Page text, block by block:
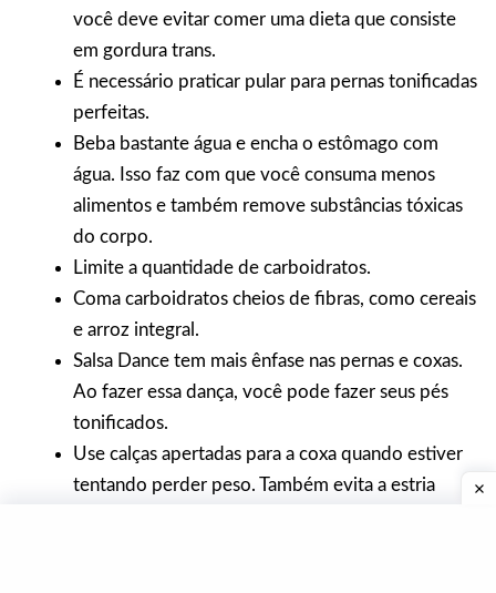
você deve evitar comer uma dieta que consiste
em gordura trans.
É necessário praticar pular para pernas tonificadas
perfeitas.
Beba bastante água e encha o estômago com
água. Isso faz com que você consuma menos
alimentos e também remove substâncias tóxicas
do corpo.
Limite a quantidade de carboidratos.
Coma carboidratos cheios de fibras, como cereais
e arroz integral.
Salsa Dance tem mais ênfase nas pernas e coxas.
Ao fazer essa dança, você pode fazer seus pés
tonificados.
Use calças apertadas para a coxa quando estiver
tentando perder peso. Também evita a estria